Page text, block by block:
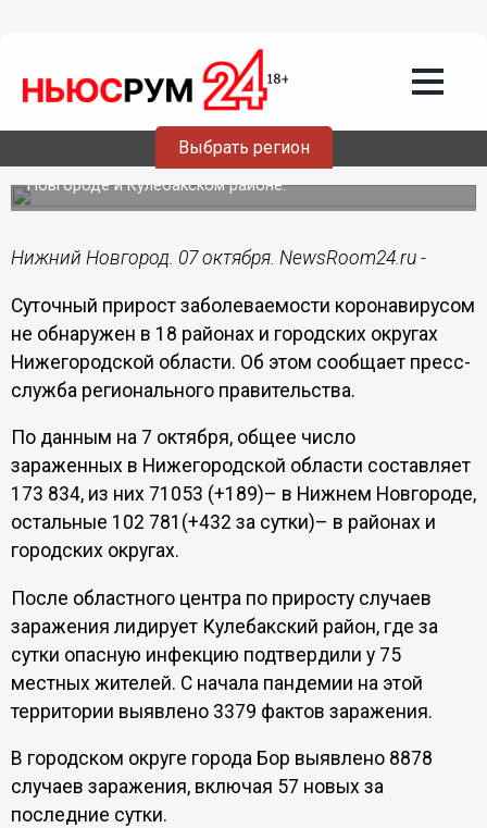
Выбрать регион
18 муниципалитетов Нижегородской
области убереглись от коронавируса 7
октября
Наибольший прирост зафиксирован в Нижнем
Новгороде и Кулебакском районе.
Нижний Новгород. 07 октября. NewsRoom24.ru -
Суточный прирост заболеваемости коронавирусом
не обнаружен в 18 районах и городских округах
Нижегородской области. Об этом сообщает пресс-
служба регионального правительства.
По данным на 7 октября, общее число
зараженных в Нижегородской области составляет
173 834, из них 71053 (+189)– в Нижнем Новгороде,
остальные 102 781(+432 за сутки)– в районах и
городских округах.
После областного центра по приросту случаев
заражения лидирует Кулебакский район, где за
сутки опасную инфекцию подтвердили у 75
местных жителей. С начала пандемии на этой
территории выявлено 3379 фактов заражения.
В городском округе города Бор выявлено 8878
случаев заражения, включая 57 новых за
последние сутки.